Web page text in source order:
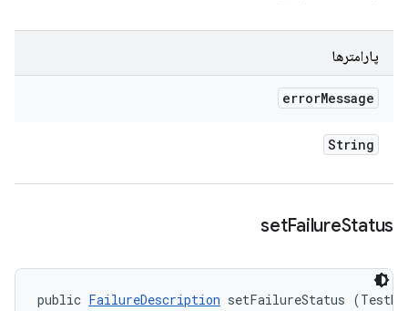
پارامترها
errorMessage
String
setFailureStatus
public FailureDescription setFailureStatus